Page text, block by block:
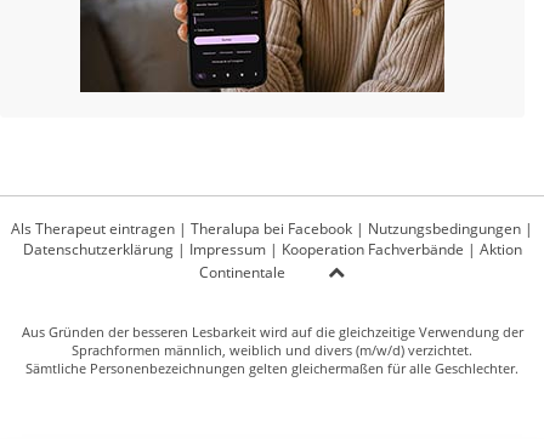
Als Therapeut eintragen | Theralupa bei Facebook | Nutzungsbedingungen |
Datenschutzerklärung| Impressum| Kooperation Fachverbände | Aktion
Continentale
Aus Gründen der besseren Lesbarkeit wird auf die gleichzeitige Verwendung der
Sprachformen männlich, weiblich und divers (m/w/d) verzichtet.
Sämtliche Personenbezeichnungen gelten gleichermaßen für alle Geschlechter.